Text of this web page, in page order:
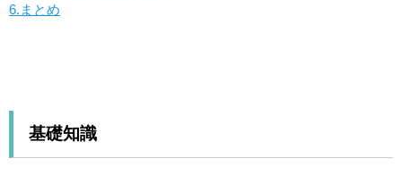
6.まとめ
基礎知識